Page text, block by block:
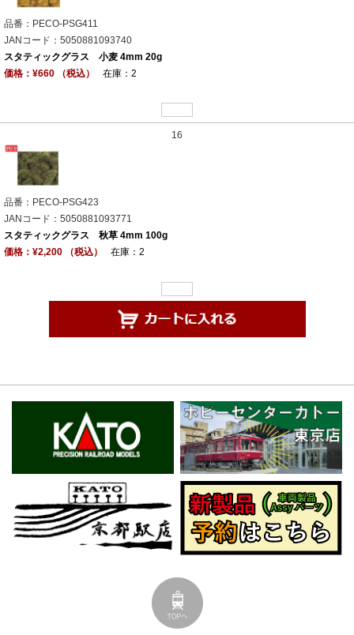
品番：PECO-PSG411
JANコード：5050881093740
スタティックグラス 小麦 4mm 20g
価格：¥660 （税込）
在庫：2
16
品番：PECO-PSG423
JANコード：5050881093771
スタティックグラス 秋草 4mm 100g
価格：¥2,200 （税込）
在庫：2